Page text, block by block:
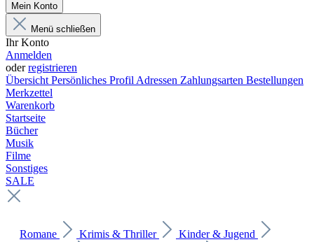
Mein Konto
Menü schließen
Ihr Konto
Anmelden
oderregistrieren
Übersicht Persönliches Profil Adressen Zahlungsarten Bestellungen
Merkzettel
Warenkorb
Startseite
Bücher
Musik
Filme
Sonstiges
SALE
Romane Krimis & Thriller
Kinder & Jugend